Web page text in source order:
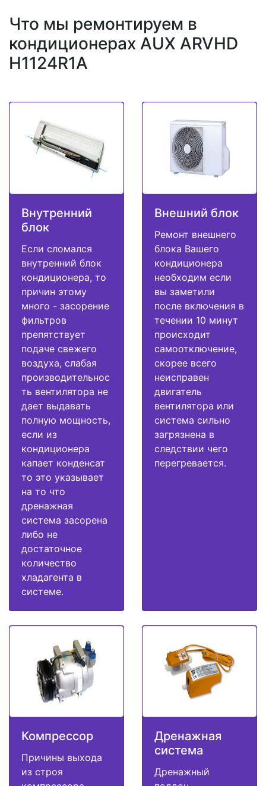
Что мы ремонтируем в
кондиционерах AUX ARVHD
H1124R1A
Внутренний
блок
Если сломался
внутренний блок
кондиционера, то
причин этому
много - засорение
фильтров
препятствует
подаче свежего
воздуха, слабая
производительнос
ть вентилятора не
дает выдавать
полную мощность,
если из
кондиционера
капает конденсат
то это указывает
на то что
дренажная
система засорена
либо не
достаточное
количество
хладагента в
системе.
Внешний блок
Ремонт внешнего
блока Вашего
кондиционера
необходим если
вы заметили
после включения в
течении 10 минут
происходит
самоотключение,
скорее всего
неисправен
двигатель
вентилятора или
система сильно
загрязнена в
следствии чего
перегревается.
Компрессор
Причины выхода
из строя
Дренажная
система
Дренажный